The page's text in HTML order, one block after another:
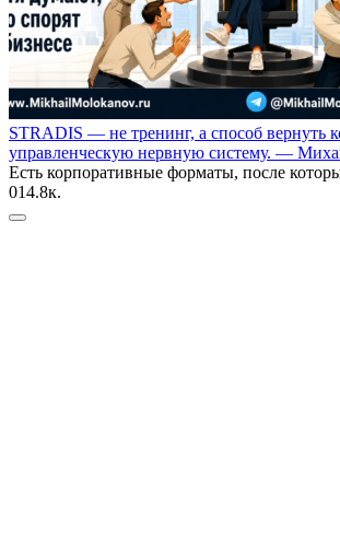
STRADIS — не тренинг, а способ вернуть
управленческую нервную систему. —
Есть корпоративные форматы, после
014.8к.